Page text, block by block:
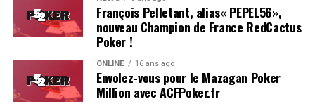
François Pelletant, alias« PEPEL56»,
nouveau Champion de France RedCactus
Poker !
ONLINE 16 ans ago
Envolez-vous pour le Mazagan Poker
Million avec ACFPoker.fr